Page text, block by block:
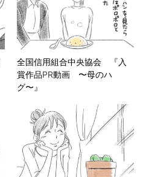
全国信用組合中央協会 『入
賞作品PR動画 〜母のハ
グ〜』